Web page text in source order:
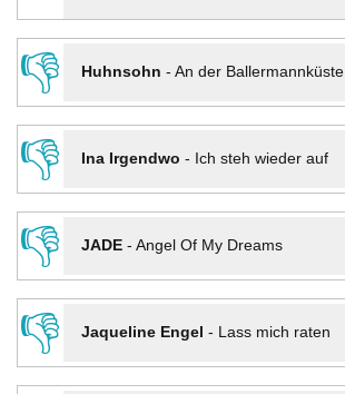
👎
Huhnsohn - An der Ballermannküste
👎
Ina Irgendwo - Ich steh wieder auf
👎
JADE- Angel Of My Dreams
👎
Jaqueline Engel - Lass mich raten